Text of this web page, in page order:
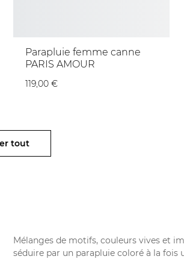
Parapluie femme canne
PARIS AMOUR
119,00 €
tout
Mélanges de motifs, couleurs vives et
séduire par un parapluie coloré à la fois